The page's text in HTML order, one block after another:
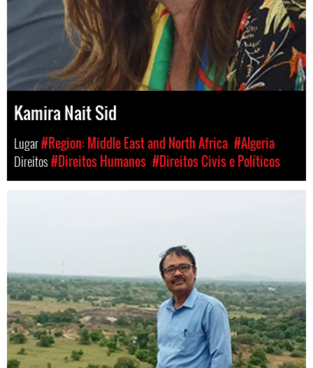
Kamira Nait Sid
Lugar#Region: Middle East and North Africa #Algeria
Direitos#Direitos Humanos #Direitos Civis e Políticos